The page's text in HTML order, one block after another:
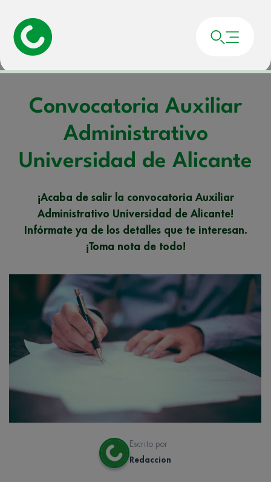
Portada»
Convocatoria Auxiliar
Administrativo
Universidad de Alicante
¡Acaba de salir la convocatoria Auxiliar
Administrativo Universidad de Alicante!
Infórmate ya de los detalles que te interesan.
¡Toma nota de todo!
Escrito por
Redaccion